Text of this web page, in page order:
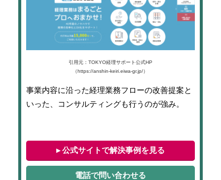
引用元：TOKYO経理サポート公式HP
（https://anshin-keiri.eiwa-gr.jp/）
事業内容に沿った経理業務フローの改善提案と
いった、コンサルティングも行うのが強み。
▸ 公式サイトで解決事例を見る
電話で問い合わせる